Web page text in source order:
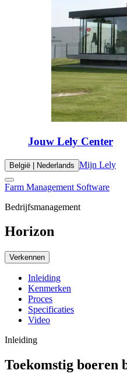
Jouw Lely Center
België | Nederlands Mijn Lely
Farm Management Software
Bedrijfsmanagement
Horizon
Verkennen
Inleiding
Kenmerken
Proces
Specificaties
Video
Inleiding
Toekomstig boeren